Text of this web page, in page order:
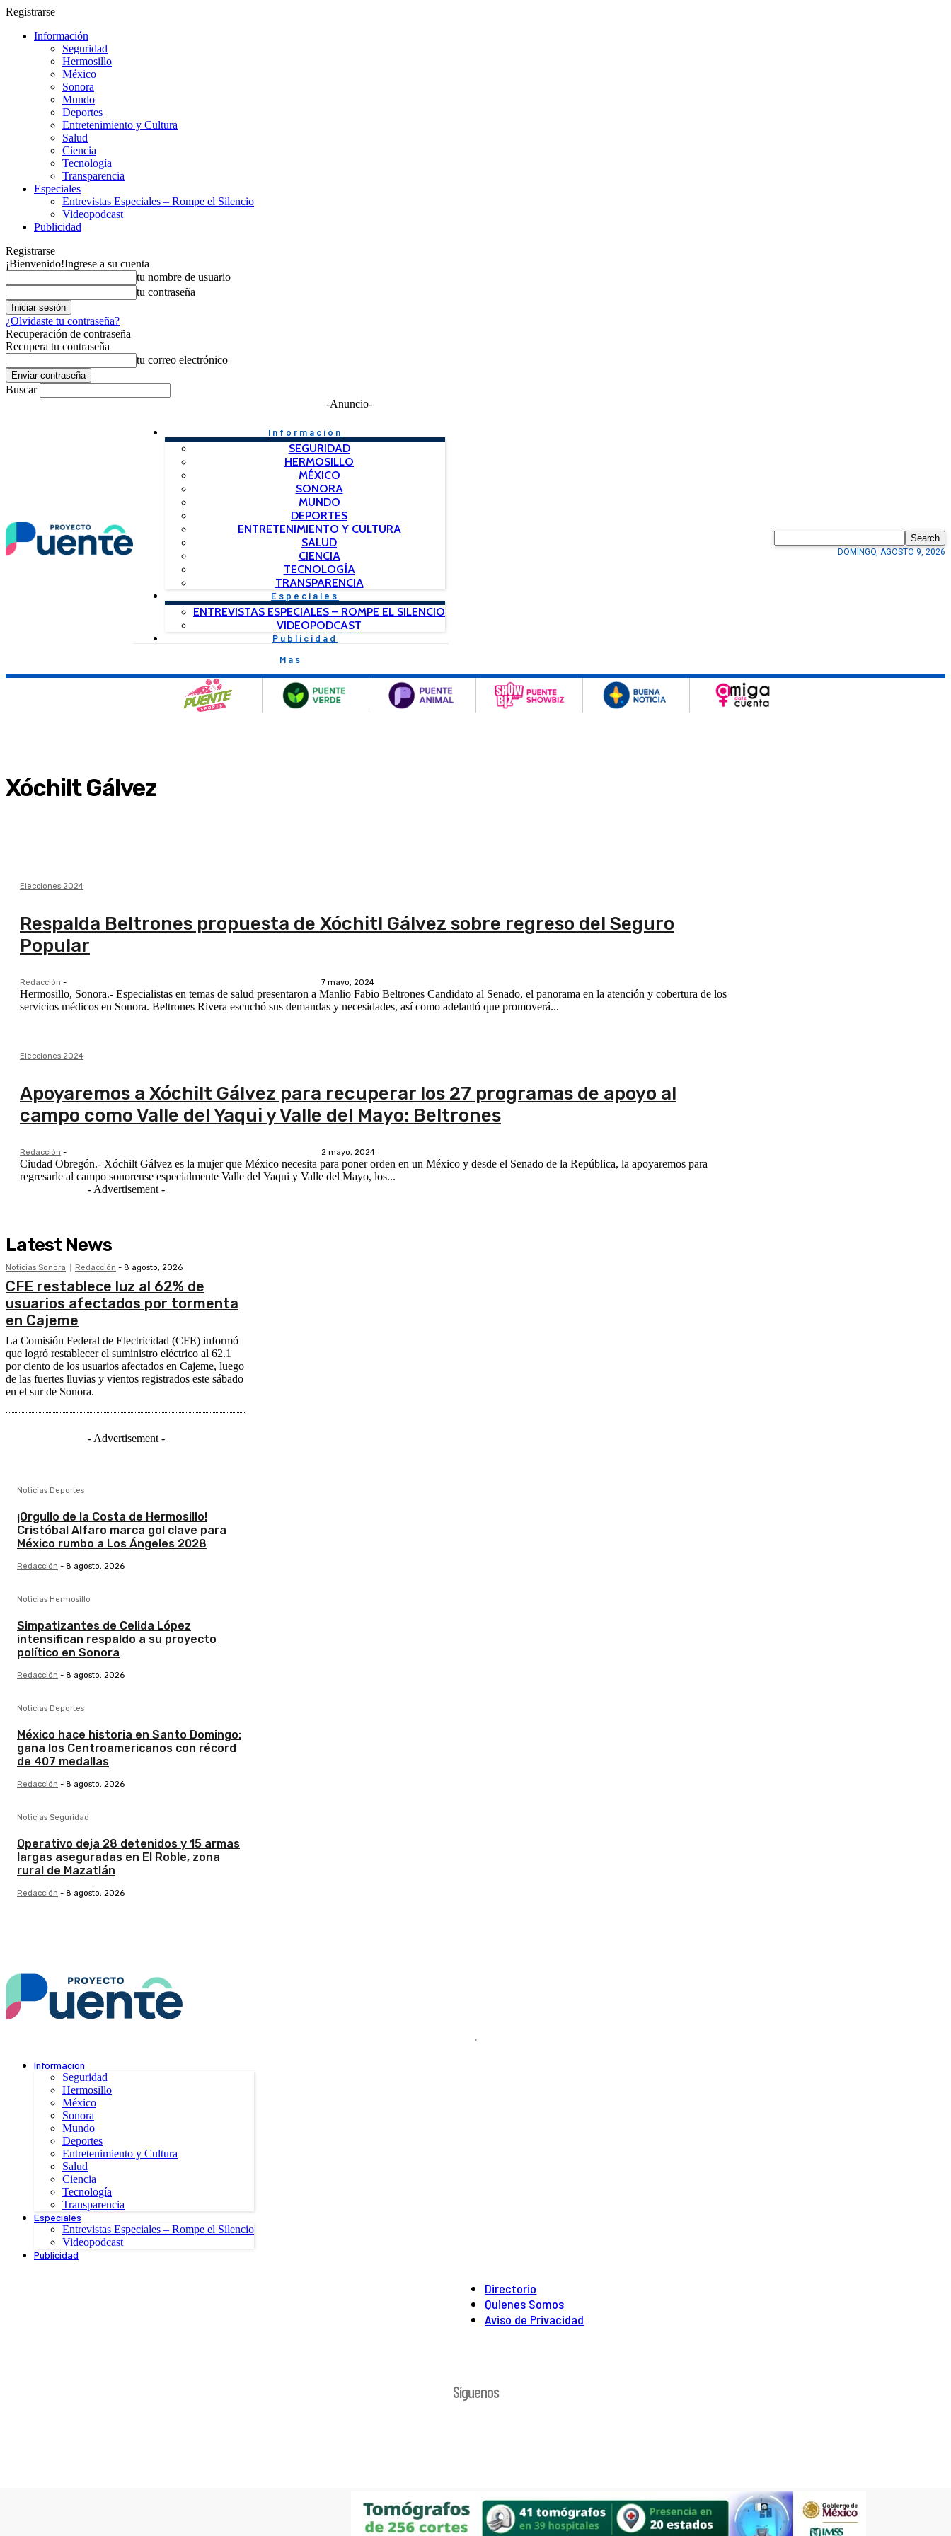
Registrarse
Información
Seguridad
Hermosillo
México
Sonora
Mundo
Deportes
Entretenimiento y Cultura
Salud
Ciencia
Tecnología
Transparencia
Especiales
Entrevistas Especiales – Rompe el Silencio
Videopodcast
Publicidad
Registrarse
¡Bienvenido!Ingrese a su cuenta
tu nombre de usuario
tu contraseña
¿Olvidaste tu contraseña?
Recuperación de contraseña
Recupera tu contraseña
tu correo electrónico
Buscar
-Anuncio-
Información
SEGURIDAD
HERMOSILLO
MÉXICO
SONORA
MUNDO
DEPORTES
ENTRETENIMIENTO Y CULTURA
SALUD
CIENCIA
TECNOLOGÍA
TRANSPARENCIA
Especiales
ENTREVISTAS ESPECIALES – ROMPE EL SILENCIO
VIDEOPODCAST
Publicidad
Mas
Search
DOMINGO, AGOSTO 9, 2026
Xóchilt Gálvez
Elecciones 2024
Respalda Beltrones propuesta de Xóchitl Gálvez sobre regreso del Seguro
Popular
Redacción - 7 mayo, 2024
Hermosillo, Sonora.- Especialistas en temas de salud presentaron a Manlio Fabio Beltrones Candidato al Senado, el panorama en la atención y cobertura de los
servicios médicos en Sonora. Beltrones Rivera escuchó sus demandas y necesidades, así como adelantó que promoverá...
Elecciones 2024
Apoyaremos a Xóchilt Gálvez para recuperar los 27 programas de apoyo al
campo como Valle del Yaqui y Valle del Mayo: Beltrones
Redacción - 2 mayo, 2024
Ciudad Obregón.- Xóchilt Gálvez es la mujer que México necesita para poner orden en un México y desde el Senado de la República, la apoyaremos para
regresarle al campo sonorense especialmente Valle del Yaqui y Valle del Mayo, los...
- Advertisement -
Latest News
Noticias Sonora Redacción - 8 agosto, 2026
CFE restablece luz al 62% de
usuarios afectados por tormenta
en Cajeme
La Comisión Federal de Electricidad (CFE) informó
que logró restablecer el suministro eléctrico al 62.1
por ciento de los usuarios afectados en Cajeme, luego
de las fuertes lluvias y vientos registrados este sábado
en el sur de Sonora.
- Advertisement -
Noticias Deportes
¡Orgullo de la Costa de Hermosillo!
Cristóbal Alfaro marca gol clave para
México rumbo a Los Ángeles 2028
Redacción - 8 agosto, 2026
Noticias Hermosillo
Simpatizantes de Celida López
intensifican respaldo a su proyecto
político en Sonora
Redacción - 8 agosto, 2026
Noticias Deportes
México hace historia en Santo Domingo:
gana los Centroamericanos con récord
de 407 medallas
Redacción - 8 agosto, 2026
Noticias Seguridad
Operativo deja 28 detenidos y 15 armas
largas aseguradas en El Roble, zona
rural de Mazatlán
Redacción - 8 agosto, 2026
.
Información
Seguridad
Hermosillo
México
Sonora
Mundo
Deportes
Entretenimiento y Cultura
Salud
Ciencia
Tecnología
Transparencia
Especiales
Entrevistas Especiales – Rompe el Silencio
Videopodcast
Publicidad
Directorio
Quienes Somos
Aviso de Privacidad
Síguenos